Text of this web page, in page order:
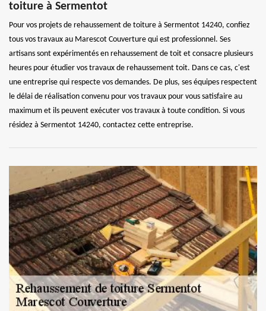
toiture à Sermentot
Pour vos projets de rehaussement de toiture à Sermentot 14240, confiez
tous vos travaux au Marescot Couverture qui est professionnel. Ses
artisans sont expérimentés en rehaussement de toit et consacre plusieurs
heures pour étudier vos travaux de rehaussement toit. Dans ce cas, c'est
une entreprise qui respecte vos demandes. De plus, ses équipes respectent
le délai de réalisation convenu pour vos travaux pour vous satisfaire au
maximum et ils peuvent exécuter vos travaux à toute condition. Si vous
résidez à Sermentot 14240, contactez cette entreprise.